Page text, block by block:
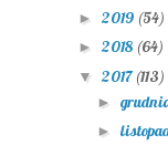
► 2019 (54)
► 2018 (64)
▼ 2017(113)
►
►